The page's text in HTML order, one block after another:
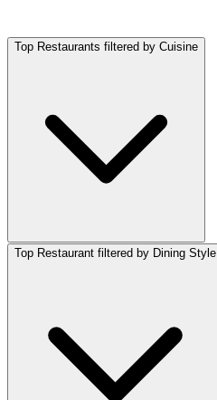
Top Restaurants filtered by Cuisine
Top Restaurant filtered by Dining Style